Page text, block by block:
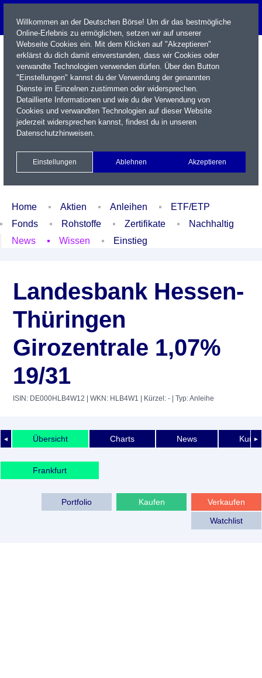
Name / WKN / ISIN / Kürzel
Xetra Realtime
Watchlist Portfolio Login
Home Aktien Anleihen
ETF/ETP
Fonds
Rohstoffe Zertifikate
Nachhaltig
News
Wissen Einstieg
Landesbank Hessen-
Thüringen
Girozentrale 1,07%
19/31
ISIN: DE000HLB4W12 | WKN: HLB4W1 | Kürzel: - | Typ: Anleihe
◄ ►
Übersicht Charts News
Frankfurt
Verkaufen
Kaufen
Portfolio
Watchlist
Willkommen an der Deutschen Börse! Um dir das bestmögliche
Online-Erlebnis zu ermöglichen, setzen wir auf unserer
Webseite Cookies ein. Mit dem Klicken auf "Akzeptieren"
erklärst du dich damit einverstanden, dass wir Cookies oder
verwandte Technologien verwenden dürfen. Über den Button
"Einstellungen" kannst du der Verwendung der genannten
Dienste im Einzelnen zustimmen oder widersprechen.
Detaillierte Informationen und wie du der Verwendung von
Cookies und verwandten Technologien auf dieser Website
jederzeit widersprechen kannst, findest du in unseren
Datenschutzhinweisen.
Einstellungen Ablehnen Akzeptieren